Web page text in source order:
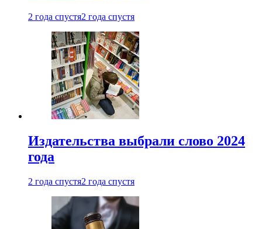
2 года спустя2 года спустя
Издательства выбрали слово 2024
года
2 года спустя2 года спустя